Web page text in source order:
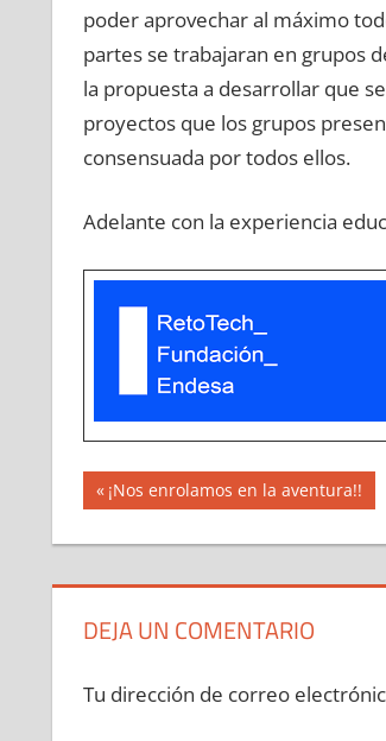
poder aprovechar al máximo
partes se trabajaran en grupos
la propuesta a desarrollar que
proyectos que los grupos
consensuada por todos ellos.
Adelante con la experiencia
Navegación
de
entradas
Entrada
¡Nos enrolamos en la aventura!!
DEJA UN COMENTARIO
Tu dirección de correo